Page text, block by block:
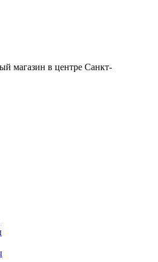
магазин в центре Санкт-